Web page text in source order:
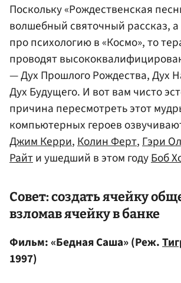
Поскольку «Рождественская
волшебный святочный рассказ,
про психологию в «Космо», то
проводят
— Дух Прошлого Рождества, Дух
Дух Будущего. И вот вам чисто
причина пересмотреть этот
компьютерных героев
Джим Керри,Колин Ферт,Гэри
Райти ушедший в этом годуБоб
Совет: создать ячейку
взломав ячейку в банке
Фильм: «Бедная Саша» (Реж.
1997)